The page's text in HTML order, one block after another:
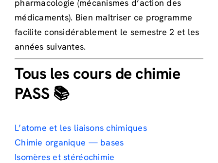
pharmacologie (mécanismes d’action des
médicaments). Bien maîtriser ce programme
facilite considérablement le semestre 2 et les
années suivantes.
Tous les cours de chimie
PASS 📚
L’atome et les liaisons chimiques
Chimie organique — bases
Isomères et stéréochimie